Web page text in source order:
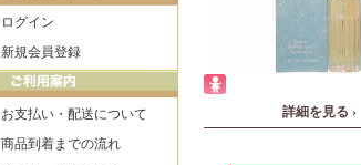
詳細を見る ›
ログイン
新規会員登録
お支払い・配送について
商品到着までの流れ